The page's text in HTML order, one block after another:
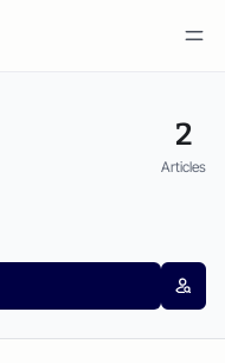
2
Articles